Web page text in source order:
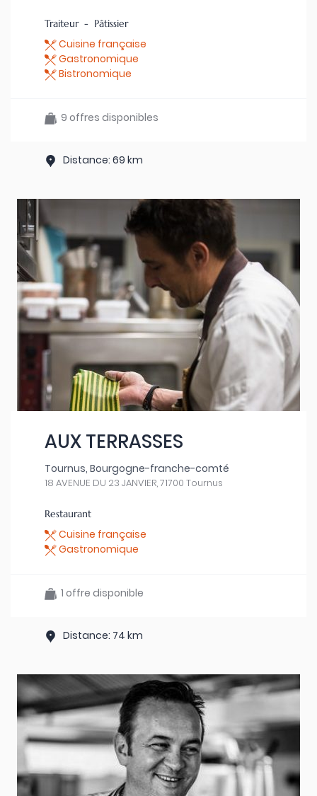
Traiteur - Pâtissier
Cuisine française
Gastronomique
Bistronomique
9 offres disponibles
Distance: 69 km
AUX TERRASSES
Tournus, Bourgogne-franche-comté
18 AVENUE DU 23 JANVIER, 71700 Tournus
Restaurant
Cuisine française
Gastronomique
1 offre disponible
Distance: 74 km